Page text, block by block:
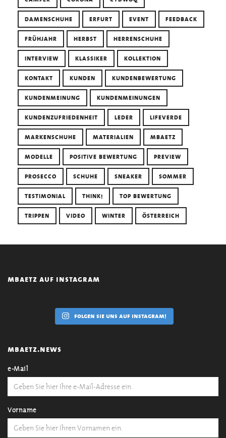
DAMENSCHUHE ERFURT EVENT FEEDBACK
FRÜHJAHR HERBST HERRENSCHUHE
INTERVIEW KLASSIKER KOLLEKTION
KONTAKT KUNDEN KUNDENBEWERTUNG
KUNDENMEINUNG KUNDENMEINUNGEN
KUNDENZUFRIEDENHEIT LEDER LIFEVERDE
MARKENSCHUHE MATERIALIEN MBAETZ
MODELLE POSITIVE BEWERTUNG PREVIEW
PROSECCO SCHUHE SNEAKER SOMMER
TESTIMONIAL THINK! TOP BEWERTUNG
TRIPPEN VIDEO WINTER ÖSTERREICH
mbaetz auf instagram
folgen sie uns auf instagram!
mbaetz.news
e-Mail
Vorname